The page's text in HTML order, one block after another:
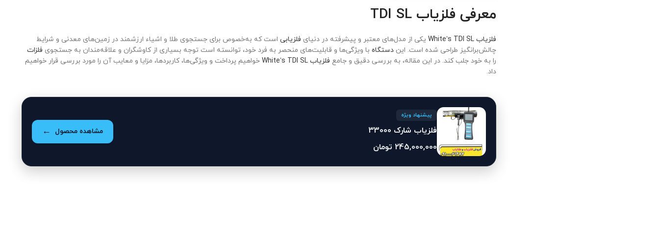
معرفی فلزیاب TDI SL
فلزیاب White’s TDI SL یکی از مدل‌های معتبر و پیشرفته در دنیای فلزیابی است که به‌خصوص برای جستجوی طلا و اشیاء ارزشمند در زمین‌های معدنی و شرایط
چالش‌برانگیز طراحی شده است. ایندستگاه با ویژگی‌ها و قابلیت‌های منحصر به فرد خود، توانسته است توجه بسیاری از کاوشگران و علاقه‌مندان به جستجوی فلزات
را به خود جلب کند. در این مقاله، به بررسی دقیق و جامع فلزیاب White’s TDI SL
خواهیم پرداخت و ویژگی‌ها، کاربردها، مزایا و معایب آن را مورد بررسی قرار خواهیم
داد.
پیشنهاد ویژه
فلزیاب شارک 33000
245,000,000 تومان
مشاهده محصول